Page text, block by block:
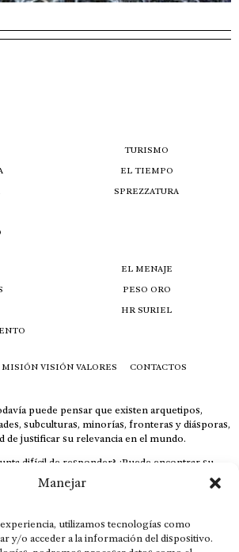
Manejar
utilizamos tecnologías como
y/o acceder a la información del dispositivo.
TURISMO
EL TIEMPO
SPREZZATURA
EL MENAJE
PESO ORO
HR SURIEL
MISIÓN VISIÓN VALORES CONTACTOS
puede pensar que existen arquetipos,
subculturas, minorías, fronteras y diásporas,
de justificar su relevancia en el mundo.
difícil de responder? ¿Puede encontrar su
otorgando al receptor cuestionado espacio y
responder correctamente? De no ser así, el que
está limitado exclusivamente a la sangre; seres
diario vivir suelen pesar más que los